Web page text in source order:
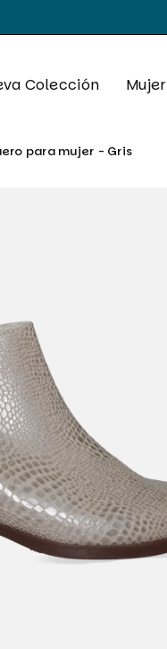
Colección Mujer
para mujer - Gris